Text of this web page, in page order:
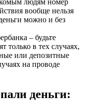
людям номер
вообще нельзя
можно и без
– будьте
только в тех случаях,
или депозитные
на проводе
деньги: